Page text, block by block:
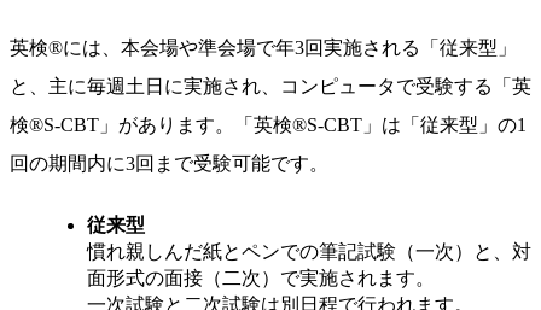
英検®には、本会場や準会場で年3回実施される「従来型」
と、主に毎週土日に実施され、コンピュータで受験する「英
検®S-CBT」があります。「英検®S-CBT」は「従来型」の1
回の期間内に3回まで受験可能です。
従来型
慣れ親しんだ紙とペンでの筆記試験（一次）と、対
面形式の面接（二次）で実施されます。
一次試験と二次試験は別日程で行われます。